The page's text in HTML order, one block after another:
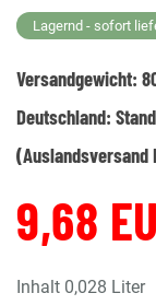
Lagernd - sofort
Versandgewicht:
Deutschland:
(Auslandsversand
9,68
Inhalt 0,028 Liter